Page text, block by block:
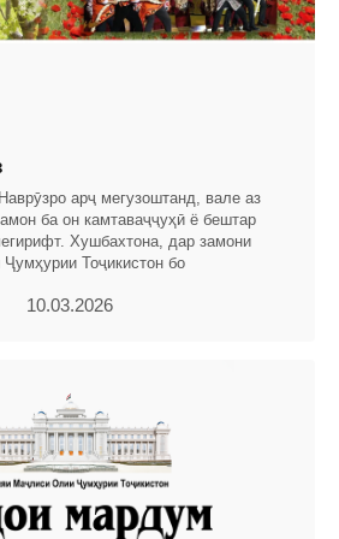
арҷ мегузоштанд, вале аз
ба он камтаваҷҷуҳӣ ё бештар
Хушбахтона, дар замони
Тоҷикистон бо
10.03.2026